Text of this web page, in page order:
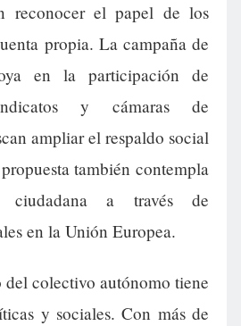
reconocer el papel de los
propia. La campaña de
en la participación de
y cámaras de
ampliar el respaldo social
también contempla
ciudadana a través de
en la Unión Europea.
colectivo autónomo tiene
y sociales. Con más de